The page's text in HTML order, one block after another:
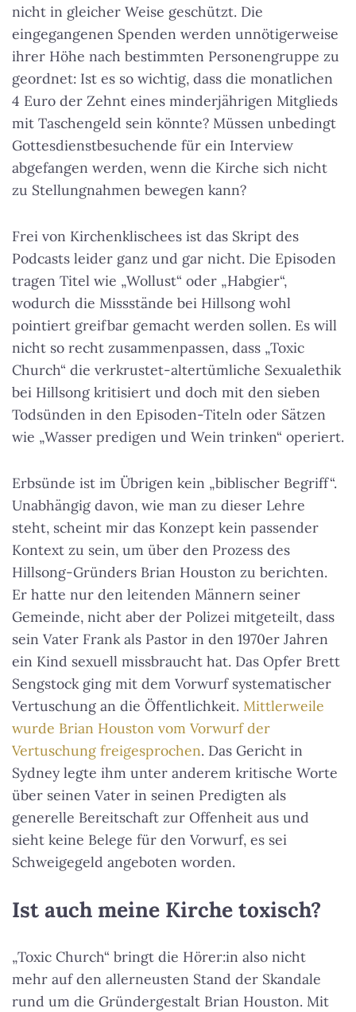
nicht in gleicher Weise geschützt. Die
eingegangenen Spenden werden unnötigerweise
ihrer Höhe nach bestimmten Personengruppe zu
geordnet: Ist es so wichtig, dass die monatlichen
4 Euro der Zehnt eines minderjährigen Mitglieds
mit Taschengeld sein könnte? Müssen unbedingt
Gottesdienstbesuchende für ein Interview
abgefangen werden, wenn die Kirche sich nicht
zu Stellungnahmen bewegen kann?
Frei von Kirchenklischees ist das Skript des
Podcasts leider ganz und gar nicht. Die Episoden
tragen Titel wie „Wollust“ oder „Habgier“,
wodurch die Missstände bei Hillsong wohl
pointiert greifbar gemacht werden sollen. Es will
nicht so recht zusammenpassen, dass „Toxic
Church“ die verkrustet-altertümliche Sexualethik
bei Hillsong kritisiert und doch mit den sieben
Todsünden in den Episoden-Titeln oder Sätzen
wie „Wasser predigen und Wein trinken“ operiert.
Erbsünde ist im Übrigen kein „biblischer Begriff“.
Unabhängig davon, wie man zu dieser Lehre
steht, scheint mir das Konzept kein passender
Kontext zu sein, um über den Prozess des
Hillsong-Gründers Brian Houston zu berichten.
Er hatte nur den leitenden Männern seiner
Gemeinde, nicht aber der Polizei mitgeteilt, dass
sein Vater Frank als Pastor in den 1970er Jahren
ein Kind sexuell missbraucht hat. Das Opfer Brett
Sengstock ging mit dem Vorwurf systematischer
Vertuschung an die Öffentlichkeit. Mittlerweile
wurde Brian Houston vom Vorwurf der
Vertuschung freigesprochen. Das Gericht in
Sydney legte ihm unter anderem kritische Worte
über seinen Vater in seinen Predigten als
generelle Bereitschaft zur Offenheit aus und
sieht keine Belege für den Vorwurf, es sei
Schweigegeld angeboten worden.
Ist auch meine Kirche toxisch?
„Toxic Church“ bringt die Hörer:in also nicht
mehr auf den allerneusten Stand der Skandale
rund um die Gründergestalt Brian Houston. Mit